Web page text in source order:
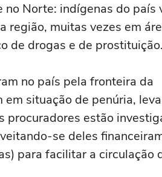
Norte: indígenas do país
região, muitas vezes em
de drogas e de prostituição.
no país pela fronteira da
situação de penúria,
procuradores estão
se deles
para facilitar a circulação